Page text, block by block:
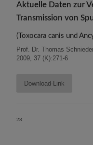
Aktuelle Daten zur
Transmission von
(Toxocara canis und
Prof. Dr. Thomas
2009, 37 (K):271-6
Download-Link
28